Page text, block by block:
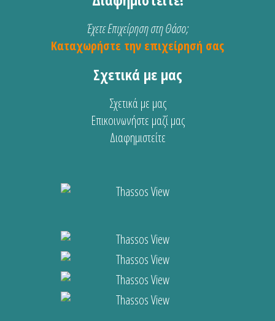
Έχετε Επιχείρηση στη Θάσο;
Καταχωρήστε την επιχείρησή σας
Σχετικά με μας
Σχετικά με μας
Επικοινωνήστε μαζί μας
Διαφημιστείτε